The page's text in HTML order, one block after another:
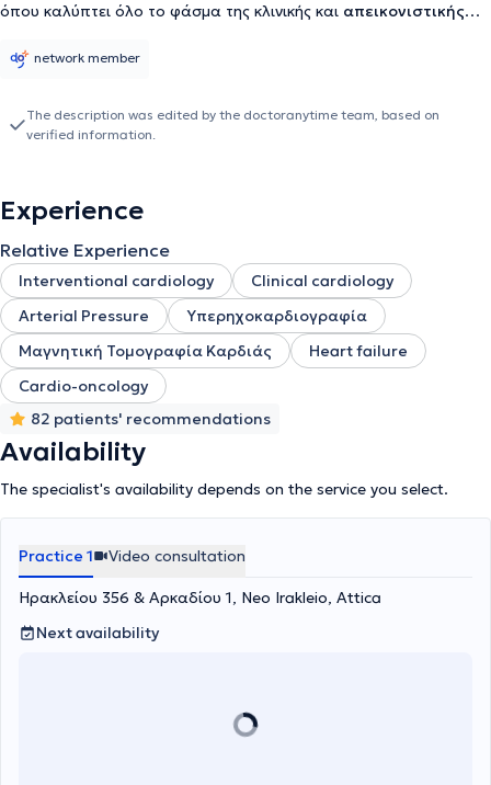
όπου καλύπτει όλο το φάσμα της κλινικής και απεικονιστικής
network member
The description was edited by the doctoranytime team, based on
verified information.
Experience
Relative Experience
Interventional cardiology
Clinical cardiology
Arterial Pressure
Υπερηχοκαρδιογραφία
Μαγνητική Τομογραφία Καρδιάς
Heart failure
Cardio-oncology
82 patients' recommendations
Availability
The specialist's availability depends on the service you select.
Practice 1 Video consultation
Ηρακλείου 356 & Αρκαδίου 1, Neo Irakleio, Attica
Next availability